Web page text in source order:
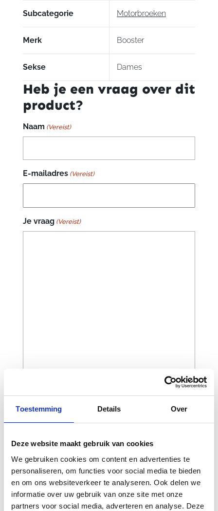
Toestemming Details Over
Deze website maakt gebruik van cookies
We gebruiken cookies om content en advertenties te
personaliseren, om functies voor social media te bieden
en om ons websiteverkeer te analyseren. Ook delen we
informatie over uw gebruik van onze site met onze
partners voor social media, adverteren en analyse. Deze
Subcategorie Motorbroeken
Merk Booster
Sekse Dames
Heb je een vraag over dit
product?
Naam (Vereist)
E-mailadres (Vereist)
Je vraag (Vereist)